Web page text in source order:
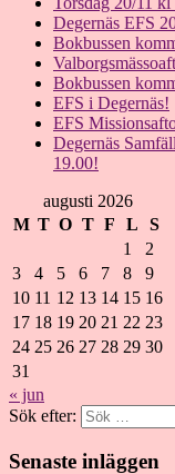
Degernäs EFS
Bokbussen
Bokbussen
EFS i Degernäs!
EFS
Degernäs
19.00!
augusti 2026
M T O T F L
S
1
2
3
4 5 6 7 8
9
10 11 12 13 14 15 16
17 18 19 20 21 22 23
24 25 26 27 28 29 30
31
« jun
Sök efter:
Senaste inläggen